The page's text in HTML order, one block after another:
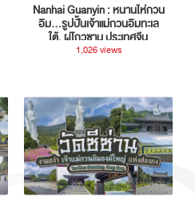
Nanhai Guanyin : หนานไห่กวน
อิม...รูปปั้นเจ้าแม่กวนอิมทะเล
ใต้, ผู่โถวซาน ประเทศจีน
1,026 views